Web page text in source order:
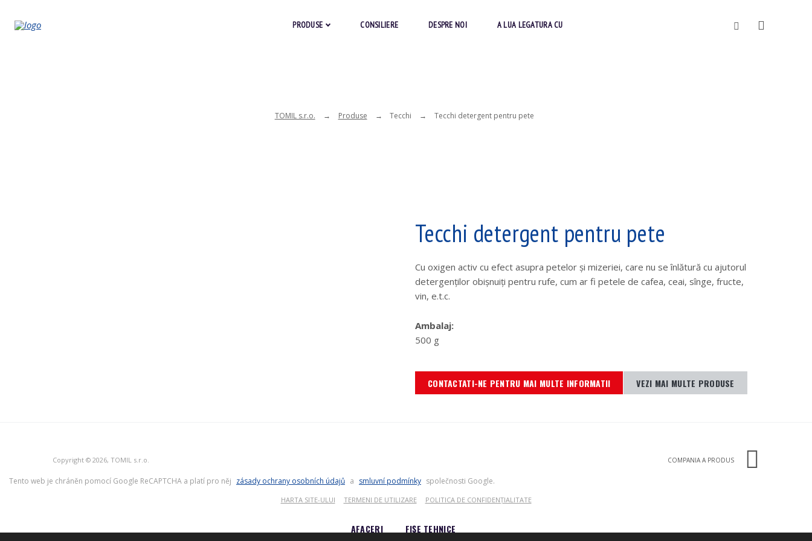
PRODUSE CONSILIERE DESPRE NOI A LUA LEGATURA CU Vyhledávání
TOMIL s.r.o. Produse Tecchi Tecchi detergent pentru pete
Tecchi detergent pentru pete
Cu oxigen activ cu efect asupra petelor şi mizeriei, care nu se înlătură cu ajutorul
detergenţilor obişnuiţi pentru rufe, cum ar fi petele de cafea, ceai, sînge, fructe,
vin, e.t.c.
Ambalaj:
500 g
CONTACTATI-NE PENTRU MAI MULTE INFORMATII VEZI MAI MULTE PRODUSE
Copyright © 2026, TOMIL s.r.o. COMPANIA A PRODUS
Tento web je chráněn pomocí Google ReCAPTCHA a platí pro něj zásady ochrany osobních údajů a smluvní podmínky společnosti Google.
HARTA SITE-ULUI TERMENI DE UTILIZARE POLITICA DE CONFIDENȚIALITATE
AFACERI FIŞE TEHNICE